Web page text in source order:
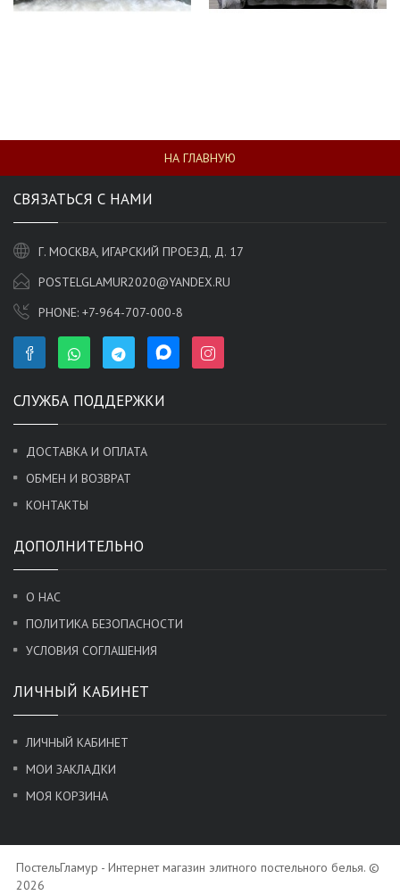
НА ГЛАВНУЮ
СВЯЗАТЬСЯ С НАМИ
Г. МОСКВА, ИГАРСКИЙ ПРОЕЗД, Д. 17
POSTELGLAMUR2020@YANDEX.RU
PHONE: +7-964-707-000-8
СЛУЖБА ПОДДЕРЖКИ
ДОСТАВКА И ОПЛАТА
ОБМЕН И ВОЗВРАТ
КОНТАКТЫ
ДОПОЛНИТЕЛЬНО
О НАС
ПОЛИТИКА БЕЗОПАСНОСТИ
УСЛОВИЯ СОГЛАШЕНИЯ
ЛИЧНЫЙ КАБИНЕТ
ЛИЧНЫЙ КАБИНЕТ
МОИ ЗАКЛАДКИ
МОЯ КОРЗИНА
ПостельГламур - Интернет магазин элитного постельного белья. ©
2026